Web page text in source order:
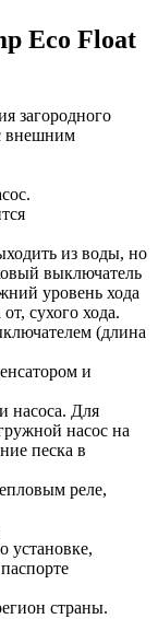
Eco Float
загородного
внешним
из воды, но
выключатель
уровень хода
сухого хода.
(длина
и
насоса. Для
насос на
песка в
реле,
установке,
страны.